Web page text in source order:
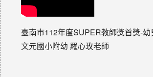
臺南市112年度SUPER教師獎首獎-幼
文元國小附幼 羅心玫老師